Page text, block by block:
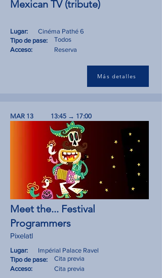
Mexican TV (tribute)
Lugar:
Tipo de pase:
Cinéma Pathé 6
Todos
Acceso:
Reserva
Más detalles
MAR 13 13:45 → 17:00
Meet the... Festival
Programmers
Pixelatl
Lugar:
Tipo de pase:
Impérial Palace Ravel
Cita previa
Acceso:
Cita previa